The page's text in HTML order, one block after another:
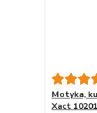
Motyka,
Xact